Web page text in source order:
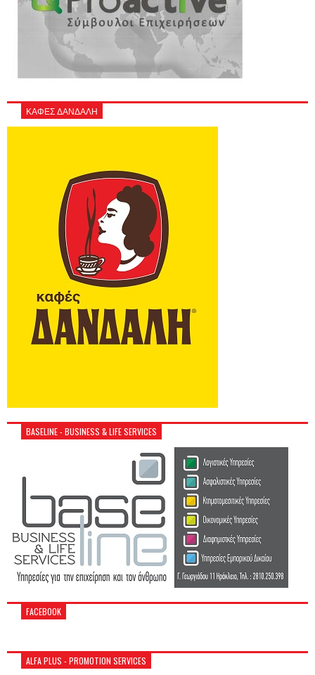
ΚΑΦΕΣ ΔΑΝΔΑΛΗ
BASELINE - BUSINESS & LIFE SERVICES
FACEBOOK
ALFA PLUS - PROMOTION SERVICES